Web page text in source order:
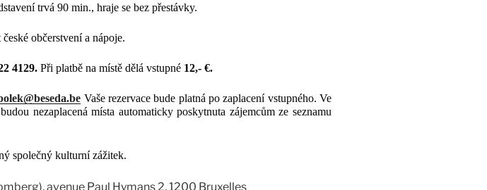
trvá 90 min., hraje se bez přestávky.
občerstvení a nápoje.
4129. Při platbě na místě dělá vstupné 12,- €.
Vaše rezervace bude platná po zaplacení vstupného. Ve
nezaplacená místa automaticky poskytnuta zájemcům ze seznamu
společný kulturní zážitek.
avenue Paul Hymans 2, 1200 Bruxelles